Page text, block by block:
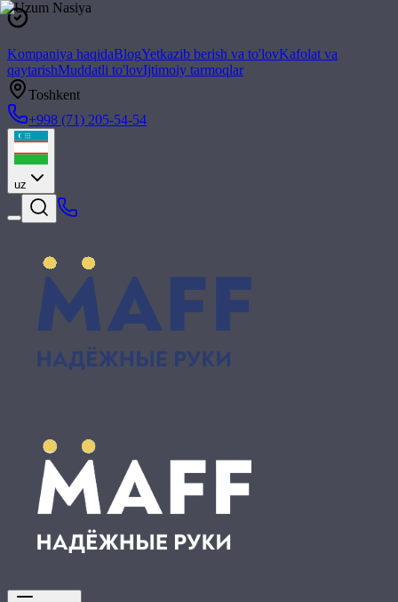
Kompaniya haqidaBlogYetkazib berish va to'lovKafolat va
qaytarishMuddatli to'lovIjtimoiy tarmoqlar
Toshkent
+998 (71) 205-54-54
uz